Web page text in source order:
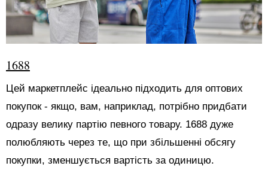
1688
Цей маркетплейс ідеально підходить для оптових
покупок - якщо, вам, наприклад, потрібно придбати
одразу велику партію певного товару. 1688 дуже
полюбляють через те, що при збільшенні обсягу
покупки, зменшується вартість за одиницю.